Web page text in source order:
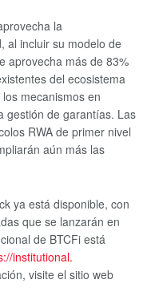
la
al incluir su modelo de
aprovecha más de 83%
del ecosistema
mecanismos en
gestión de garantías. Las
RWA de primer nivel
aún más las
ya está disponible, con
que se lanzarán en
de BTCFi está
institutional.
visite el sitio web